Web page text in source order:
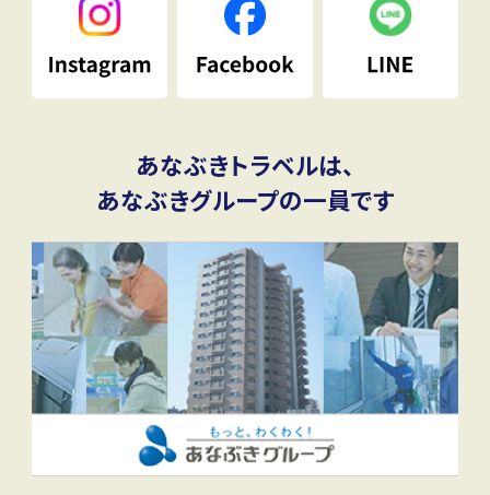
あなぶきトラベルは、
あなぶきグループの一員です